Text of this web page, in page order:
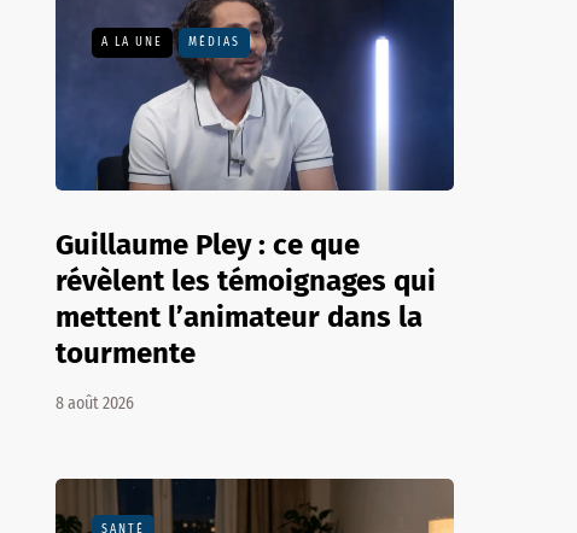
A LA UNE MÉDIAS
Guillaume Pley : ce que
révèlent les témoignages qui
mettent l’animateur dans la
tourmente
8 août 2026
SANTÉ